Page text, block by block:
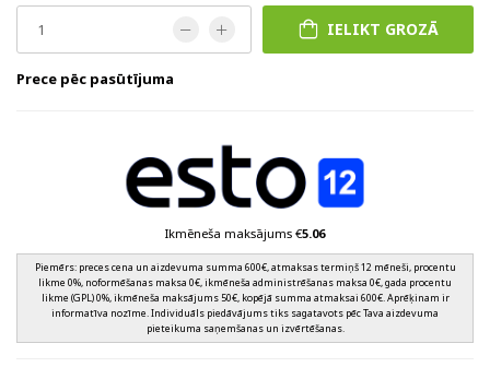
IELIKT GROZĀ
Prece pēc pasūtījuma
Ikmēneša maksājums €5.06
Piemērs: preces cena un aizdevuma summa 600€, atmaksas termiņš 12 mēneši, procentu
likme 0%, noformēšanas maksa 0€, ikmēneša administrēšanas maksa 0€, gada procentu
likme (GPL) 0%, ikmēneša maksājums 50€, kopējā summa atmaksai 600€. Aprēķinam ir
informatīva nozīme. Individuāls piedāvājums tiks sagatavots pēc Tava aizdevuma
pieteikuma saņemšanas un izvērtēšanas.